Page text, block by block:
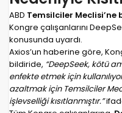
ABD Temsilciler Meclisi’ne
Kongre çalışanlarını
konusunda uyardı.
Axios’un haberine göre,
bildiride, “DeepSeek, kötü
enfekte etmek için
azaltmak için Temsilciler
işlevselliği kısıtlanmıştır.”